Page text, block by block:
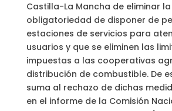
Castilla-La Mancha de eliminar la
obligatoriedad de disponer de
estaciones de servicios para
usuarios y que se eliminen las
impuestas a las cooperativas
distribución de combustible. De
suma al rechazo de dichas
en el informe de la Comisión